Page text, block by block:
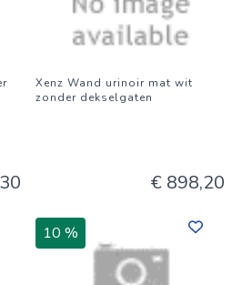
Xenz Wand urinoir mat wit
zonder dekselgaten
€ 898,20
10 %